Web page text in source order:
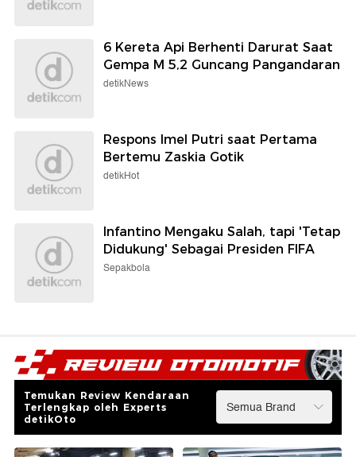
6 Kereta Api Berhenti Darurat Saat
Gempa M 5,2 Guncang Pangandaran
detikNews
Respons Imel Putri saat Pertama
Bertemu Zaskia Gotik
detikHot
Infantino Mengaku Salah, tapi 'Tetap
Didukung' Sebagai Presiden FIFA
Sepakbola
Temukan Review Kendaraan
Terlengkap oleh Experts
detikOto